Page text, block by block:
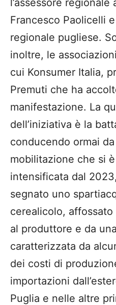
l’assessore regionale
Francesco Paolicelli
regionale pugliese.
inoltre, le
cui Konsumer Italia,
Premuti che ha
manifestazione. La
dell’iniziativa è la
conducendo ormai
mobilitazione che si
intensificata dal
segnato uno
cerealicolo,
al produttore e da
caratterizzata da
dei costi di
importazioni
Puglia e nelle altre